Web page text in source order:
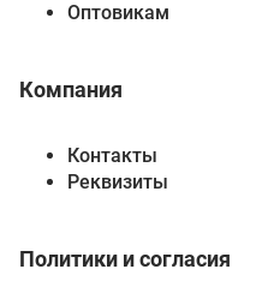
Оптовикам
Компания
Контакты
Реквизиты
Политики и согласия